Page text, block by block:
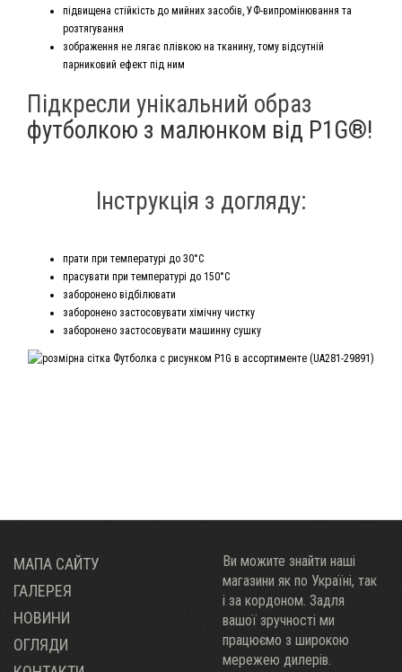
підвищена стійкість до мийних засобів, УФ-випромінювання та
розтягування
зображення не лягає плівкою на тканину, тому відсутній
парниковий ефект під ним
Підкресли унікальний образ
футболкою з малюнком від P1G®!
Інструкція з догляду:
прати при температурі до 30°С
прасувати при температурі до 150°С
заборонено відбілювати
заборонено застосовувати хімічну чистку
заборонено застосовувати машинну сушку
МАПА САЙТУ
ГАЛЕРЕЯ
НОВИНИ
ОГЛЯДИ
Ви можите знайти наші
магазини як по Украïні, так
і за кордоном. Задля
вашої зручності ми
працюємо з широкою
мережею дилерів.